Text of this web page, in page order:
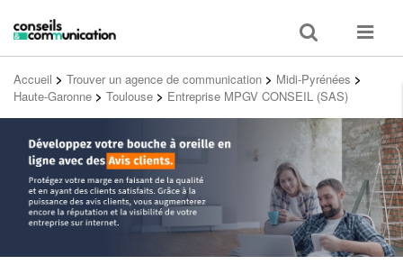
Toggle
search
Toggle
Accueil > Trouver un agence de communication > Midi-Pyrénées >
Haute-Garonne > Toulouse > Entreprise MPGV CONSEIL (SAS)